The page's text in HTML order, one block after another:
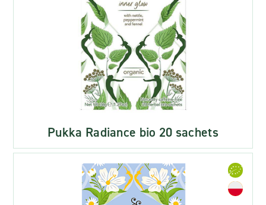
Pukka Radiance bio 20 sachets